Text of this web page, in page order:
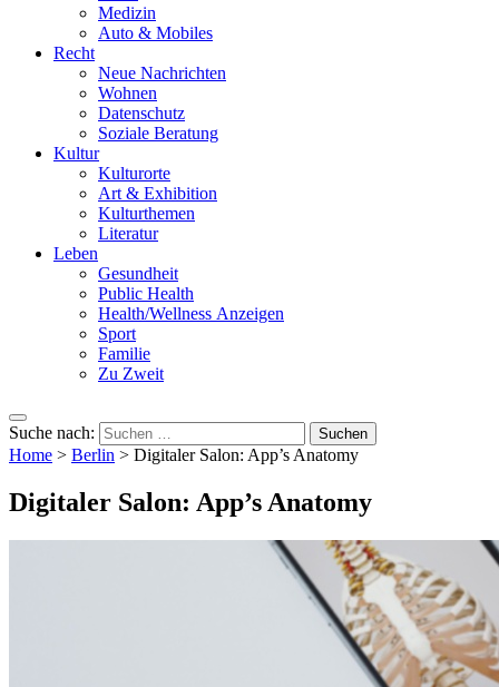
Medizin
Auto & Mobiles
Recht
Neue Nachrichten
Wohnen
Datenschutz
Soziale Beratung
Kultur
Kulturorte
Art & Exhibition
Kulturthemen
Literatur
Leben
Gesundheit
Public Health
Health/Wellness Anzeigen
Sport
Familie
Zu Zweit
Suche nach:
Home > Berlin > Digitaler Salon: App’s Anatomy
Digitaler Salon: App’s Anatomy